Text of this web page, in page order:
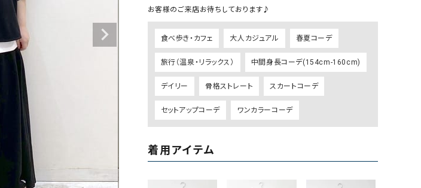
その他スカート
すべて見る
すべて見る
帽子
ワンピース・チュニック
サロペット・オーバーオール
ジャケット・アウター
08mab(ゼロハチマブ) Johnbull（ジョンブル）
1%（イチ パーセント） LAOCOONTE（ラオコンテ）
1 metre carre（アンメートルキャレ ）
LAURA DI MAGGIO（ロー
120%lino（ワンハンドレッドトゥエンティ
ASFVLT（アスファルト）
食べ歩き・カフェ 大人カジュアル 春夏コーデ
旅行（温泉・リラックス） 中間身長コーデ(154cm-160cm)
デイリー 骨格ストレート スカートコーデ
セットアップコーデ ワンカラーコーデ
着用アイテム